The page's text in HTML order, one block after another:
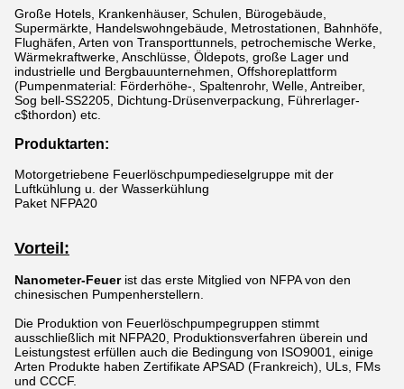
Große Hotels, Krankenhäuser, Schulen, Bürogebäude,
Supermärkte, Handelswohngebäude, Metrostationen, Bahnhöfe,
Flughäfen, Arten von Transporttunnels, petrochemische Werke,
Wärmekraftwerke, Anschlüsse, Öldepots, große Lager und
industrielle und Bergbauunternehmen, Offshoreplattform
(Pumpenmaterial: Förderhöhe-, Spaltenrohr, Welle, Antreiber,
Sog bell-SS2205, Dichtung-Drüsenverpackung, Führerlager-
c$thordon) etc.
Produktarten:
Motorgetriebene Feuerlöschpumpedieselgruppe mit der
Luftkühlung u. der Wasserkühlung
Paket NFPA20
Vorteil:
Nanometer-Feuerist das erste Mitglied von NFPA von den
chinesischen Pumpenherstellern.
Die Produktion von Feuerlöschpumpegruppen stimmt
ausschließlich mit NFPA20, Produktionsverfahren überein und
Leistungstest erfüllen auch die Bedingung von ISO9001, einige
Arten Produkte haben Zertifikate APSAD (Frankreich), ULs, FMs
und CCCF.